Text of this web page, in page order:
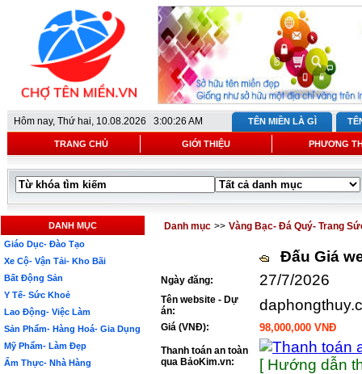
Hôm nay, Thứ hai, 10.08.2026 3:00:26 AM TÊN MIỀN LÀ GÌ
TRANG CHỦ GIỚI THIỆU PHƯƠNG
DANH MỤC
Giáo Dục- Đào Tạo
Xe Cộ- Vận Tải- Kho Bãi
Bất Động Sản
Y Tế- Sức Khoẻ
Lao Động- Việc Làm
Sản Phẩm- Hàng Hoá- Gia Dụng
Mỹ Phẩm- Làm Đẹp
Ẩm Thực- Nhà Hàng
Danh mục >> Vàng Bạc- Đá Quý- Trang
Đấu Giá
Ngày đăng: 27/7/2026
Tên website - Dự
án:
Giá (VNĐ): 98,000,000 VNĐ
Thanh toán an toàn
qua BảoKim.vn:
[ Hướng dẫn